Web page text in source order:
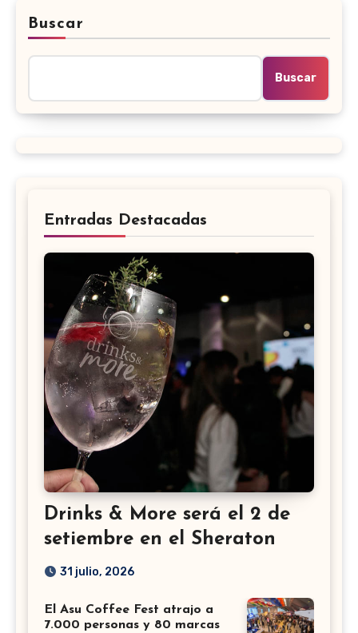
Buscar
Buscar
Entradas Destacadas
Drinks & More será el 2 de
setiembre en el Sheraton
31 julio, 2026
El Asu Coffee Fest atrajo a
7.000 personas y 80 marcas